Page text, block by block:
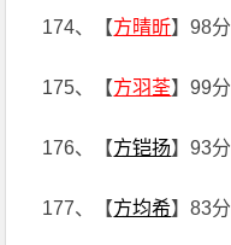
174、【方晴昕】98分
175、【方羽荃】99分
176、【方铠扬】93分
177、【方均希】83分